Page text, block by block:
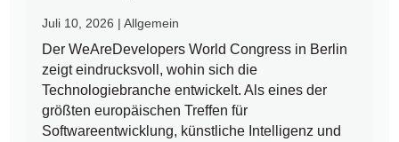
Juli 10, 2026 |Allgemein
Der WeAreDevelopers World Congress in Berlin
zeigt eindrucksvoll, wohin sich die
Technologiebranche entwickelt. Als eines der
größten europäischen Treffen für
Softwareentwicklung, künstliche Intelligenz und